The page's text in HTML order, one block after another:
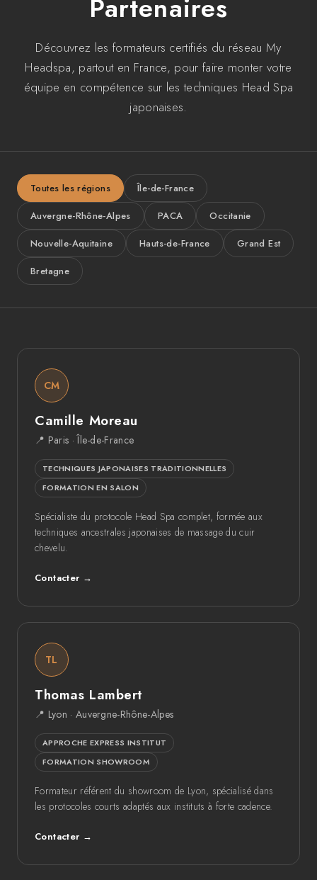
Partenaires
Découvrez les formateurs certifiés du réseau My
Headspa, partout en France, pour faire monter votre
équipe en compétence sur les techniques Head Spa
japonaises.
Toutes les régions Île-de-France
Auvergne-Rhône-Alpes PACA Occitanie
Nouvelle-Aquitaine Hauts-de-France Grand Est
Bretagne
CM
Camille Moreau
📍 Paris · Île-de-France
TECHNIQUES JAPONAISES TRADITIONNELLES
FORMATION EN SALON
Spécialiste du protocole Head Spa complet, formée aux
techniques ancestrales japonaises de massage du cuir
chevelu.
Contacter →
TL
Thomas Lambert
📍 Lyon · Auvergne-Rhône-Alpes
APPROCHE EXPRESS INSTITUT
FORMATION SHOWROOM
Formateur référent du showroom de Lyon, spécialisé dans
les protocoles courts adaptés aux instituts à forte cadence.
Contacter →